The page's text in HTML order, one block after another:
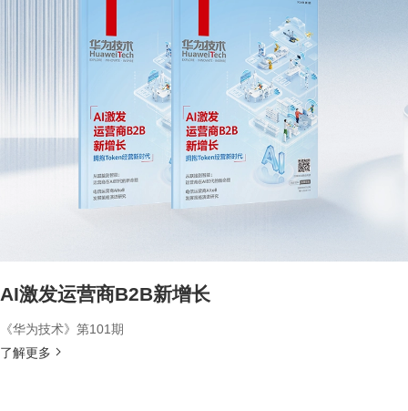
AI激发运营商B2B新增长
《华为技术》第101期
了解更多